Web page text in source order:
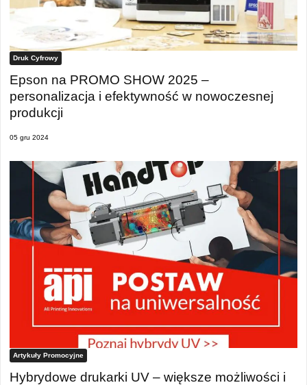
Druk Cyfrowy
Epson na PROMO SHOW 2025 –
personalizacja i efektywność w nowoczesnej
produkcji
05 gru 2024
Artykuły Promocyjne
Hybrydowe drukarki UV – większe możliwości i